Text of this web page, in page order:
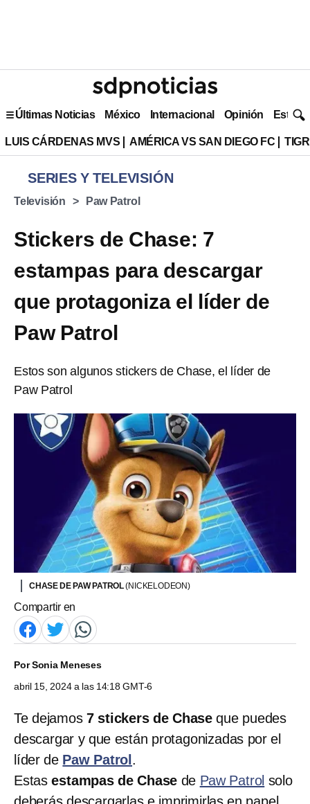
Últimas Noticias México Internacional Opinión Estilo
LUIS CÁRDENAS MVS AMÉRICA VS SAN DIEGO FC
SERIES Y TELEVISIÓN
Televisión Paw Patrol
Stickers de Chase: 7
estampas para descargar
que protagoniza el líder de
Paw Patrol
Estos son algunos stickers de Chase, el líder de
Paw Patrol
CHASE DE PAW PATROL(NICKELODEON)
Compartir en
PorSonia Meneses
abril 15, 2024 a las 14:18 GMT-6
Te dejamos7 stickers de Chaseque puedes
descargar y que están protagonizadas por el
líder de Paw Patrol .
Estasestampas de Chase de Paw Patrol solo